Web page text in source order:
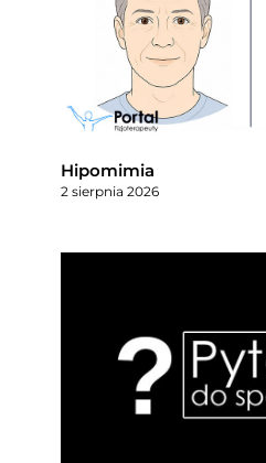
Hipomimia
2 sierpnia 2026